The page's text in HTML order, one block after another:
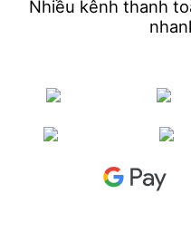
Nhiều kênh thanh